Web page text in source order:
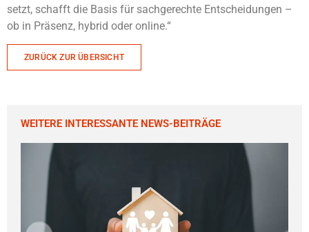
setzt, schafft die Basis für sachgerechte Entscheidungen –
ob in Präsenz, hybrid oder online.“
ZURÜCK ZUR ÜBERSICHT
WEITERE INTERESSANTE NEWS-BEITRÄGE